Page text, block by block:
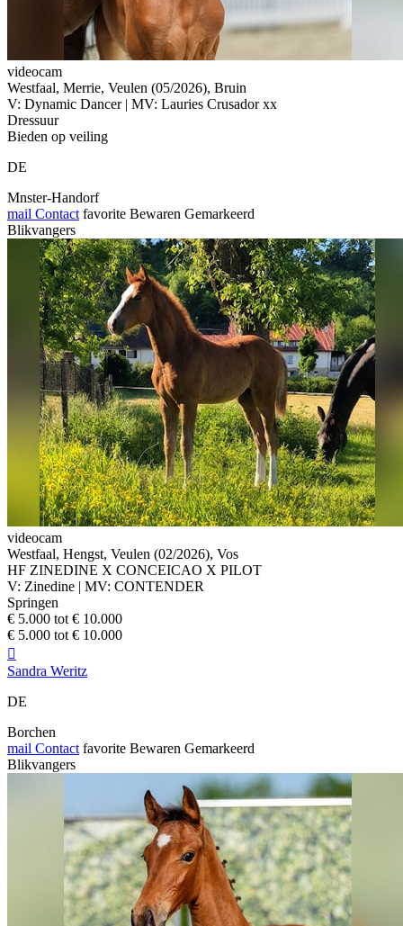
videocam
Westfaal, Merrie, Veulen (05/2026), Bruin
V: Dynamic Dancer | MV: Lauries Crusador xx
Dressuur
Bieden op veiling
DE
Mnster-Handorf
mail Contact favorite Bewaren Gemarkeerd
Blikvangers
videocam
Westfaal, Hengst, Veulen (02/2026), Vos
HF ZINEDINE X CONCEICAO X PILOT
V: Zinedine | MV: CONTENDER
Springen
€ 5.000 tot € 10.000
€ 5.000 tot € 10.000

Sandra Weritz
DE
Borchen
mail Contact favorite Bewaren Gemarkeerd
Blikvangers